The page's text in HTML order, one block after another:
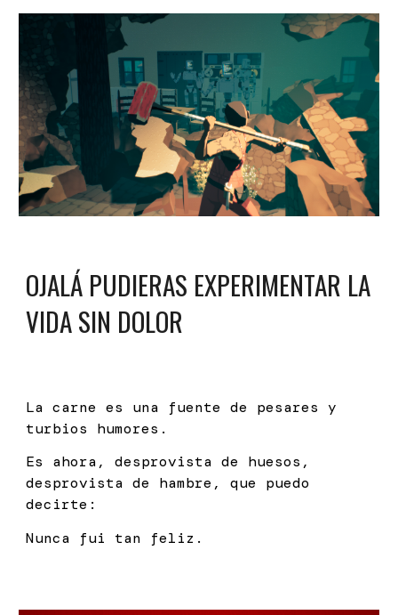
OJALÁ PUDIERAS EXPERIMENTAR LA
VIDA SIN DOLOR
La carne es una fuente de pesares y
turbios humores.
Es ahora, desprovista de huesos,
desprovista de hambre, que puedo
decirte:
Nunca fui tan feliz.